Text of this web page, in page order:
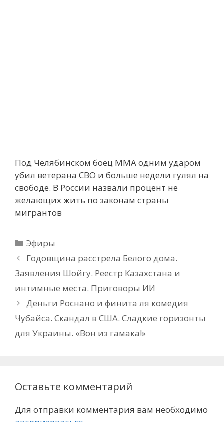
Под Челябинском боец ММА одним ударом
убил ветерана СВО и больше недели гулял на
свободе. В России назвали процент не
желающих жить по законам страны
мигрантов
Рубрики
Эфиры
Годовщина расстрела Белого дома.
Заявления Шойгу. Реестр Казахстана и
интимные места. Приговоры ИИ
Деньги Роснано и финита ля комедия
Чубайса. Скандал в США. Сладкие горизонты
для Украины. «Вон из гамака!»
Оставьте комментарий
Для отправки комментария вам необходимо